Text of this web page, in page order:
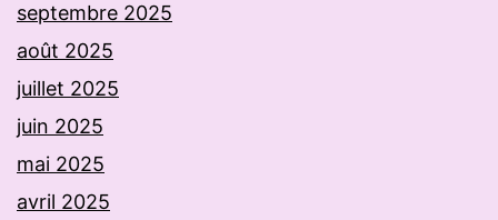
septembre 2025
août 2025
juillet 2025
juin 2025
mai 2025
avril 2025